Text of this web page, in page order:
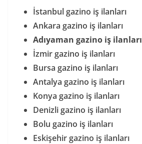
İstanbul gazino iş ilanları
Ankara gazino iş ilanları
Adıyaman gazino iş ilanları
İzmir gazino iş ilanları
Bursa gazino iş ilanları
Antalya gazino iş ilanları
Konya gazino iş ilanları
Denizli gazino iş ilanları
Bolu gazino iş ilanları
Eskişehir gazino iş ilanları